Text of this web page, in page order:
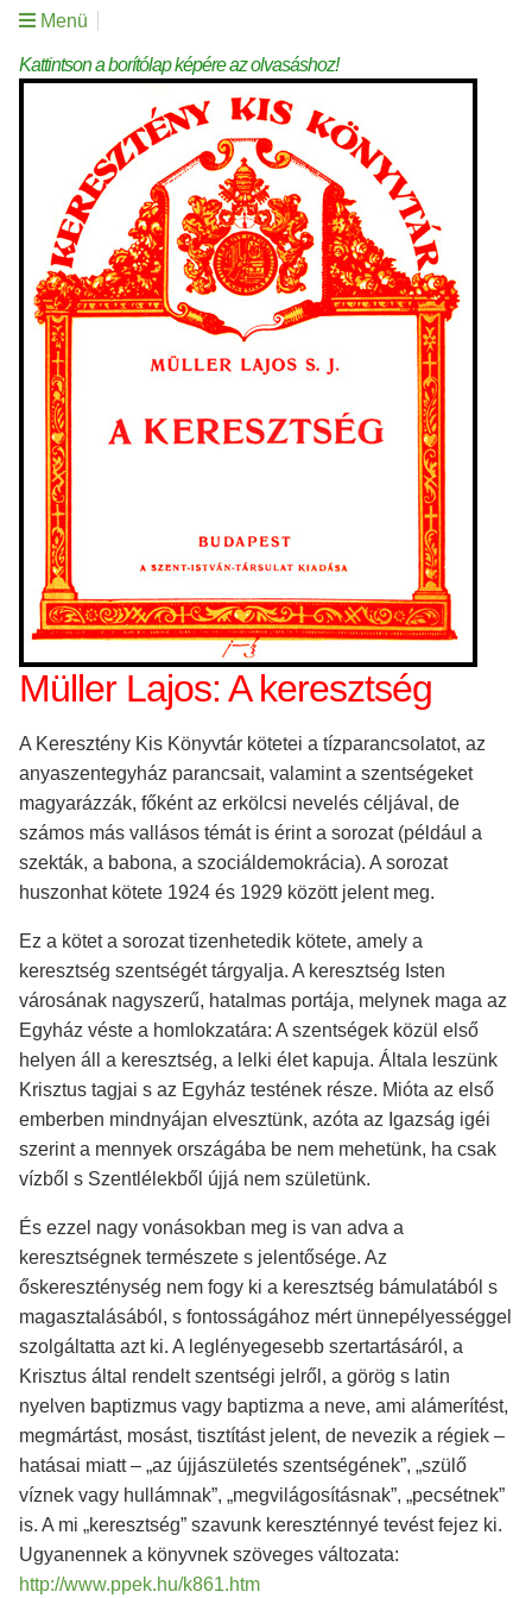
Menü
Kattintson a borítólap képére az olvasáshoz!
Müller Lajos: A keresztség
A Keresztény Kis Könyvtár kötetei a tízparancsolatot, az
anyaszentegyház parancsait, valamint a szentségeket
magyarázzák, főként az erkölcsi nevelés céljával, de
számos más vallásos témát is érint a sorozat (például a
szekták, a babona, a szociáldemokrácia). A sorozat
huszonhat kötete 1924 és 1929 között jelent meg.
Ez a kötet a sorozat tizenhetedik kötete, amely a
keresztség szentségét tárgyalja. A keresztség Isten
városának nagyszerű, hatalmas portája, melynek maga az
Egyház véste a homlokzatára: A szentségek közül első
helyen áll a keresztség, a lelki élet kapuja. Általa leszünk
Krisztus tagjai s az Egyház testének része. Mióta az első
emberben mindnyájan elvesztünk, azóta az Igazság igéi
szerint a mennyek országába be nem mehetünk, ha csak
vízből s Szentlélekből újjá nem születünk.
És ezzel nagy vonásokban meg is van adva a
keresztségnek természete s jelentősége. Az
őskereszténység nem fogy ki a keresztség bámulatából s
magasztalásából, s fontosságához mért ünnepélyességgel
szolgáltatta azt ki. A leglényegesebb szertartásáról, a
Krisztus által rendelt szentségi jelről, a görög s latin
nyelven baptizmus vagy baptizma a neve, ami alámerítést,
megmártást, mosást, tisztítást jelent, de nevezik a régiek –
hatásai miatt – „az újjászületés szentségének”, „szülő
víznek vagy hullámnak”, „megvilágosításnak”, „pecsétnek”
is. A mi „keresztség” szavunk kereszténnyé tevést fejez ki.
Ugyanennek a könyvnek szöveges változata:
http://www.ppek.hu/k861.htm